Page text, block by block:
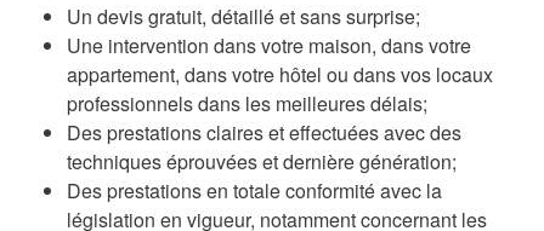
Un devis gratuit, détaillé et sans surprise;
Une intervention dans votre maison, dans votre
appartement, dans votre hôtel ou dans vos locaux
professionnels dans les meilleures délais;
Des prestations claires et effectuées avec des
techniques éprouvées et dernière génération;
Des prestations en totale conformité avec la
législation en vigueur, notamment concernant les